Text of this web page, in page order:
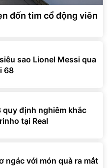
đốn tim cổ động viên
sao Lionel Messi qua
68
quy định nghiêm khắc
tại Real
ngác với món quà ra mắt